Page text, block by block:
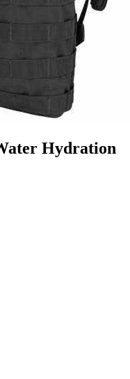
Hydration